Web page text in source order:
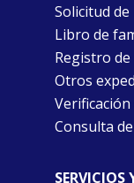
Solicitud
Libro de
Registro
Otros
Verificación
Consulta
SERVICIOS